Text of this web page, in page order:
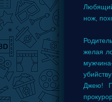
нож,
желая
Джею!